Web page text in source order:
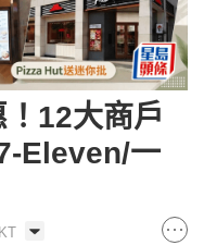
12大商戶
Eleven/一